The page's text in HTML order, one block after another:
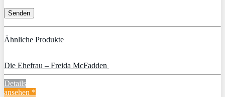
Ähnliche Produkte
Die Ehefrau – Freida McFadden
Details
ansehen *